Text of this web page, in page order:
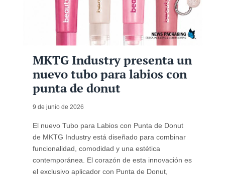
MKTG Industry presenta un
nuevo tubo para labios con
punta de donut
9 de junio de 2026
El nuevo Tubo para Labios con Punta de Donut
de MKTG Industry está diseñado para combinar
funcionalidad, comodidad y una estética
contemporánea. El corazón de esta innovación es
el exclusivo aplicador con Punta de Donut,